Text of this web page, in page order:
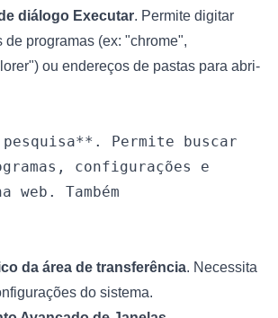
diálogo Executar. Permite digitar
de programas (ex: "chrome",
ou endereços de pastas para abri-
Permite buscar
configurações e
web. Também
da área de transferência. Necessita
do sistema.